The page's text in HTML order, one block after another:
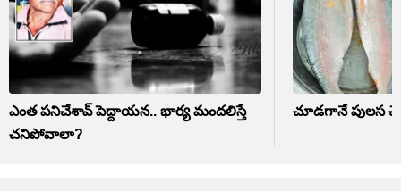
ఎంత పనిచేశావ్ పెద్దాయన.. భార్య మందలిస్తే
చనిపోవాలా?
చూడగానే పులస